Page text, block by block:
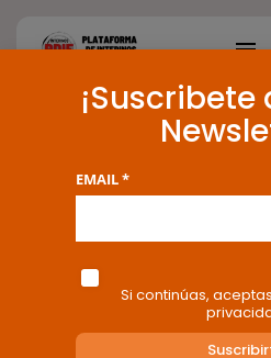
ENTRADAS RECIENTES
Tag:
6 results found
EMAIL *
Si continúas,